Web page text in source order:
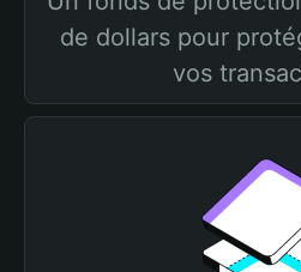
de dollars pour
vos